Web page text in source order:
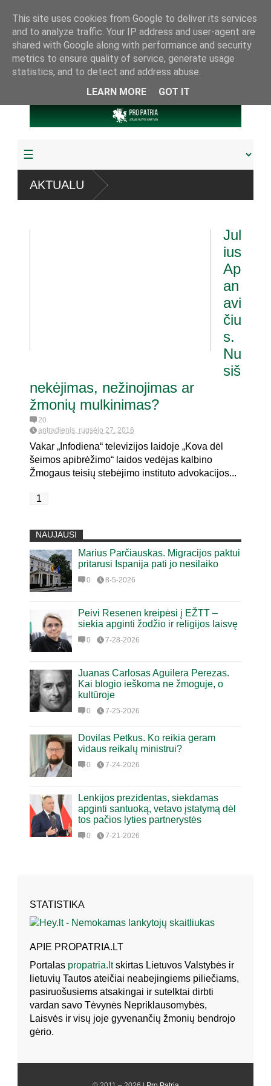
AKTUALU
Jul
ius
Ap
an
avi
čiu
s.
Nu
siš
nekėjimas, nežinojimas ar
žmonių mulkinimas?
20
antradienis, rugsėjo 27, 2016
Vakar „Infodiena“ televizijos laidoje „Kova dėl
šeimos apibrėžimo“ laidos vedėjas kalbino
Žmogaus teisių stebėjimo instituto advokacijos...
1
NAUJAUSI
Marius Parčiauskas. Migracijos paktui
pritarusi Ispanija pati jo nesilaiko
0 8-5-2026
Peivi Resenen kreipėsi į EŽTT –
siekia apginti žodžio ir religijos laisvę
0 7-28-2026
Juanas Carlosas Aguilera Perezas.
Kai blogio ieškoma ne žmoguje, o
kultūroje
0 7-25-2026
Dovilas Petkus. Ko reikia geram
vidaus reikalų ministrui?
0 7-24-2026
Lenkijos prezidentas, siekdamas
apginti santuoką, vetavo įstatymą dėl
tos pačios lyties partnerystės
0 7-21-2026
STATISTIKA
APIE PROPATRIA.LT
Portalas propatria.ltskirtas Lietuvos Valstybės ir
lietuvių Tautos ateičiai neabejingiems piliečiams,
pasiruošusiems atsakingai ir sutelktai dirbti
vardan savo Tėvynės Nepriklausomybės,
Laisvės ir visų joje gyvenančių žmonių bendrojo
gėrio.
This site uses cookies from Google to deliver its services
and to analyze traffic. Your IP address and user-agent are
shared with Google along with performance and security
metrics to ensure quality of service, generate usage
statistics, and to detect and address abuse.
LEARN MORE
GOT IT